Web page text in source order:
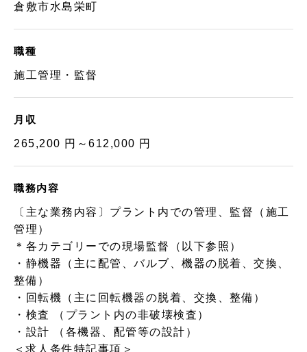
倉敷市水島栄町
職種
施工管理・監督
月収
265,200 円～612,000 円
職務内容
〔主な業務内容〕プラント内での管理、監督（施工
管理）
＊各カテゴリーでの現場監督（以下参照）
・静機器（主に配管、バルブ、機器の脱着、交換、
整備）
・回転機（主に回転機器の脱着、交換、整備）
・検査 （プラント内の非破壊検査）
・設計 （各機器、配管等の設計）
＜求人条件特記事項＞